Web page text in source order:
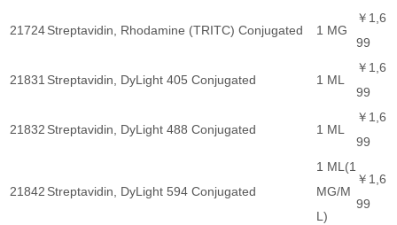
21724Streptavidin, Rhodamine (TRITC) Conjugated 1 MG
￥1,6
99
21831 Streptavidin, DyLight 405 Conjugated 1 ML
￥1,6
99
21832 Streptavidin, DyLight 488 Conjugated 1 ML
￥1,6
99
21842 Streptavidin, DyLight 594 Conjugated
1 ML(1
MG/M
L)
￥1,6
99